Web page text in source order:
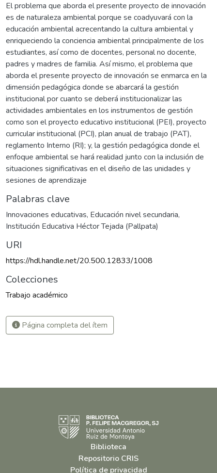
El problema que aborda el presente proyecto de innovación
es de naturaleza ambiental porque se coadyuvará con la
educación ambiental acrecentando la cultura ambiental y
enriqueciendo la conciencia ambiental principalmente de los
estudiantes, así como de docentes, personal no docente,
padres y madres de familia. Así mismo, el problema que
aborda el presente proyecto de innovación se enmarca en la
dimensión pedagógica donde se abarcará la gestión
institucional por cuanto se deberá institucionalizar las
actividades ambientales en los instrumentos de gestión
como son el proyecto educativo institucional (PEI), proyecto
curricular institucional (PCI), plan anual de trabajo (PAT),
reglamento Interno (RI); y, la gestión pedagógica donde el
enfoque ambiental se hará realidad junto con la inclusión de
situaciones significativas en el diseño de las unidades y
sesiones de aprendizaje
Palabras clave
Innovaciones educativas, Educación nivel secundaria,
Institución Educativa Héctor Tejada (Pallpata)
URI
https://hdl.handle.net/20.500.12833/1008
Colecciones
Trabajo académico
Página completa del ítem
Biblioteca
Repositorio CRIS
Política de privacidad